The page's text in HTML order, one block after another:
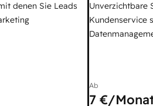
denen Sie Leads
Unverzichtbare
Kundenservice
Ab
7 €/